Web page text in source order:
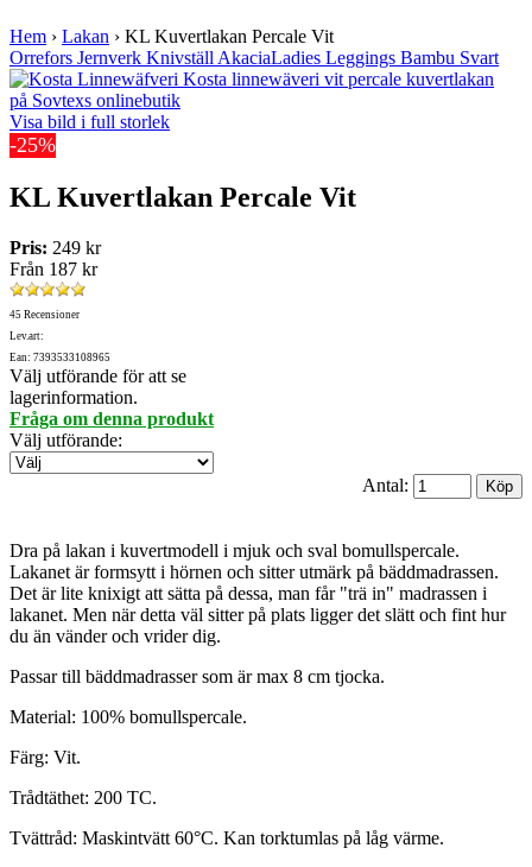
Hem › Lakan › KL Kuvertlakan Percale Vit
Orrefors Jernverk Knivställ AkaciaLadies Leggings Bambu Svart
Visa bild i full storlek
-25%
KL Kuvertlakan Percale Vit
Pris: 249 kr
Från 187 kr
45 Recensioner
Lev.art:
Ean: 7393533108965
Välj utförande för att se
lagerinformation.
Fråga om denna produkt
Välj utförande:
Antal:
Dra på lakan i kuvertmodell i mjuk och sval bomullspercale.
Lakanet är formsytt i hörnen och sitter utmärk på bäddmadrassen.
Det är lite knixigt att sätta på dessa, man får "trä in" madrassen i
lakanet. Men när detta väl sitter på plats ligger det slätt och fint hur
du än vänder och vrider dig.
Passar till bäddmadrasser som är max 8 cm tjocka.
Material: 100% bomullspercale.
Färg: Vit.
Trådtäthet: 200 TC.
Tvättråd: Maskintvätt 60°C. Kan torktumlas på låg värme.